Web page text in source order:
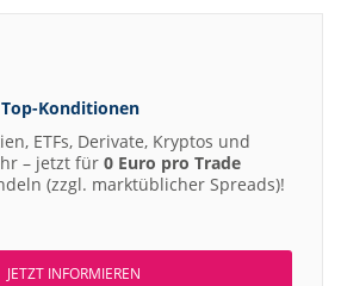
Top-Konditionen
ETFs, Derivate, Kryptos und
– jetzt für 0 Euro pro Trade
(zzgl. marktüblicher Spreads)!
JETZT INFORMIEREN